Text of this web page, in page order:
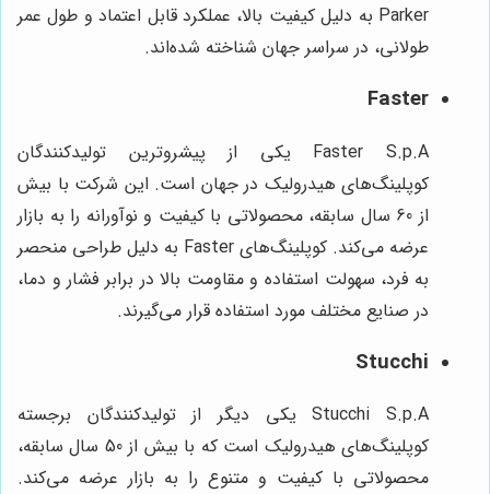
Parker به دلیل کیفیت بالا، عملکرد قابل اعتماد و طول عمر
طولانی، در سراسر جهان شناخته شده‌اند.
Faster
Faster S.p.A یکی از پیشروترین تولیدکنندگان
کوپلینگ‌های هیدرولیک در جهان است. این شرکت با بیش
از 60 سال سابقه، محصولاتی با کیفیت و نوآورانه را به بازار
عرضه می‌کند. کوپلینگ‌های Faster به دلیل طراحی منحصر
به فرد، سهولت استفاده و مقاومت بالا در برابر فشار و دما،
در صنایع مختلف مورد استفاده قرار می‌گیرند.
Stucchi
Stucchi S.p.A یکی دیگر از تولیدکنندگان برجسته
کوپلینگ‌های هیدرولیک است که با بیش از 50 سال سابقه،
محصولاتی با کیفیت و متنوع را به بازار عرضه می‌کند.